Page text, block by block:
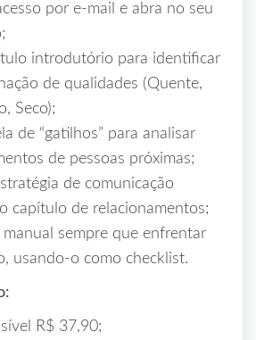
por e‑mail e abra no seu
introdutório para identificar
de qualidades (Quente,
Seco);
de “gatilhos” para analisar
de pessoas próximas;
de comunicação
capítulo de relacionamentos;
manual sempre que enfrentar
usando-o como checklist.
R$ 37,90;